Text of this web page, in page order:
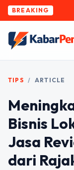
BREAKING
TIPS / ARTICLE
Bisnis
Jasa
dari